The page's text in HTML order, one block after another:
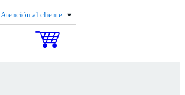
Atención al cliente